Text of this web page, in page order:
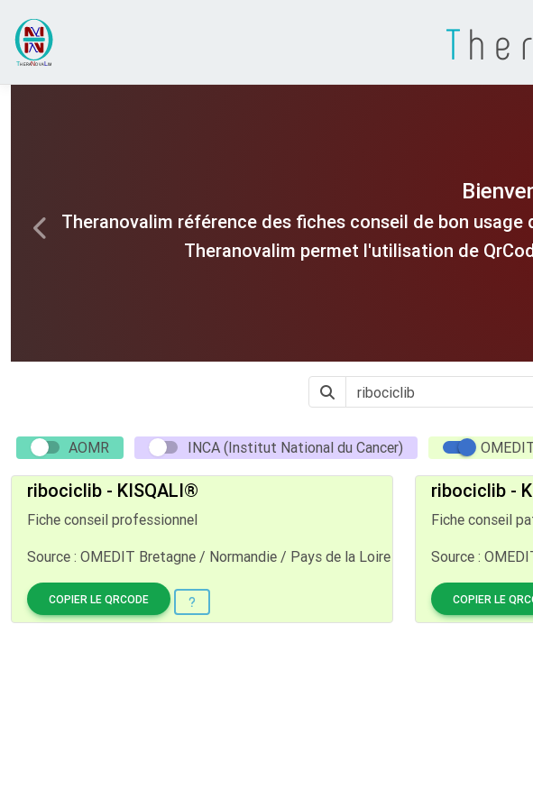
T
Theranovalim référence des fiches conseil de bon
Theranovalim permet l'utilisation de
Previous
AOMR INCA (Institut National du Cancer)
ribociclib - KISQALI®
Fiche conseil professionnel
Source : OMEDIT Bretagne / Normandie / Pays de la Loire
COPIER LE QRCODE
ribociclib -
Fiche conseil
Source :
COPIER LE